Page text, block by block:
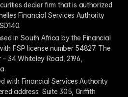
dealer firm that is authorized
Financial Services Authority
in South Africa by the Financial
FSP license number 54827. The
34 Whiteley Road, 2196,
with Financial Services Authority
address: Suite 305, Griffith